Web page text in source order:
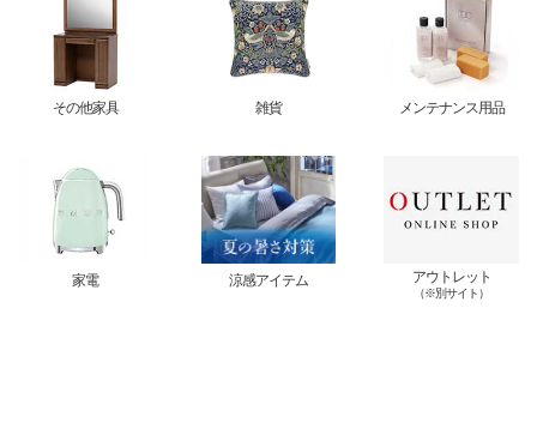
その他家具 雑貨 メンテナンス用品
家電 涼感アイテム アウトレット
（※別サイト）